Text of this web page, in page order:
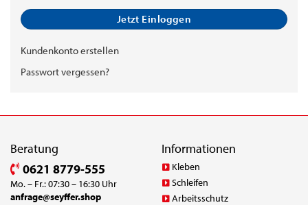
Jetzt Einloggen
Kundenkonto erstellen
Passwort vergessen?
Beratung
0621 8779-555
Mo. – Fr.: 07:30 – 16:30 Uhr
anfrage@seyffer.shop
Informationen
Kleben
Schleifen
Arbeitsschutz